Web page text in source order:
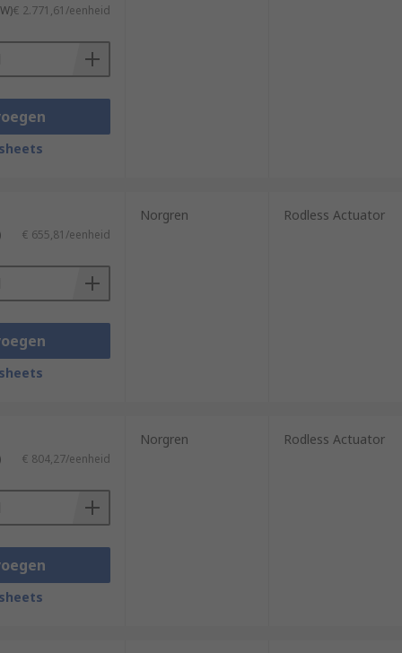
€ 2.771,61/eenheid
€ 655,81/eenheid
Norgren Rodless Actuator
€ 804,27/eenheid
Norgren Rodless Actuator